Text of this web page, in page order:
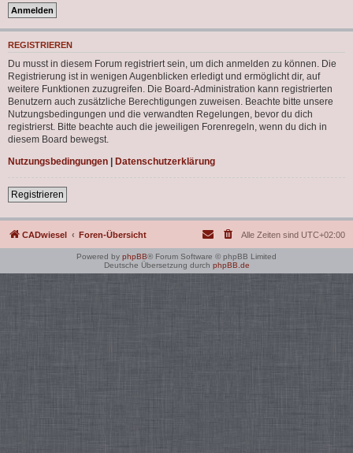
REGISTRIEREN
Du musst in diesem Forum registriert sein, um dich anmelden zu können. Die
Registrierung ist in wenigen Augenblicken erledigt und ermöglicht dir, auf
weitere Funktionen zuzugreifen. Die Board-Administration kann registrierten
Benutzern auch zusätzliche Berechtigungen zuweisen. Beachte bitte unsere
Nutzungsbedingungen und die verwandten Regelungen, bevor du dich
registrierst. Bitte beachte auch die jeweiligen Forenregeln, wenn du dich in
diesem Board bewegst.
Nutzungsbedingungen | Datenschutzerklärung
Registrieren
CADwiesel Foren-Übersicht Alle Zeiten sind UTC+02:00
Powered by phpBB® Forum Software © phpBB Limited
Deutsche Übersetzung durch phpBB.de